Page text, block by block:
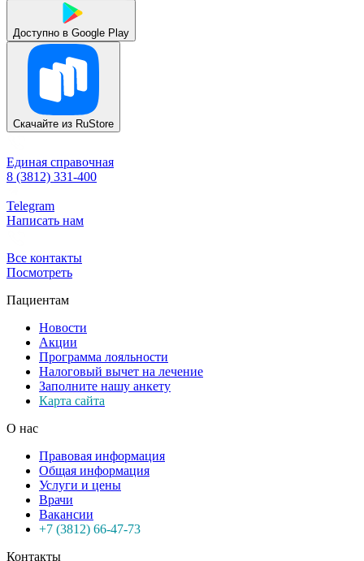
Доступно в Google Play
Скачайте из RuStore
Единая справочная
8 (3812) 331-400
Telegram
Написать нам
Все контакты
Посмотреть
Пациентам
Новости
Акции
Программа лояльности
Налоговый вычет на лечение
Заполните нашу анкету
Карта сайта
О нас
Правовая информация
Общая информация
Услуги и цены
Врачи
Вакансии
+7 (3812) 66-47-73
Контакты